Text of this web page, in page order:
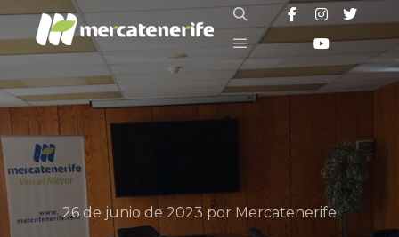
Buscar
Menú principal
26 de junio de 2023 por Mercatenerife